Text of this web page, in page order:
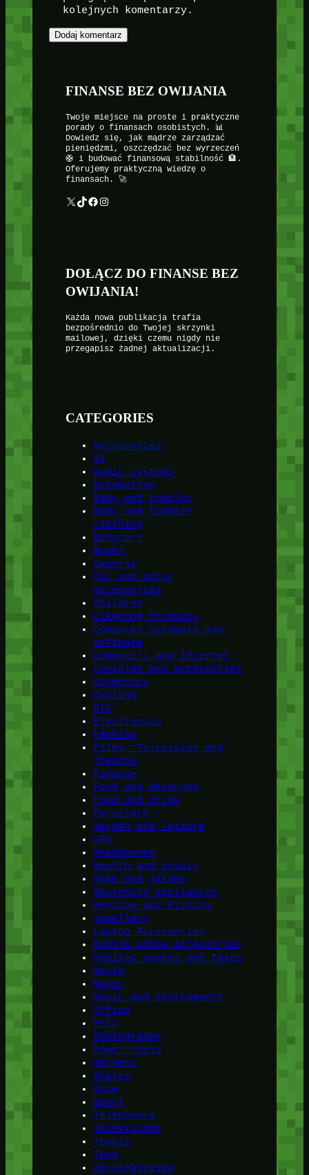
kolejnych komentarzy.
FINANSE BEZ OWIJANIA
Twoje miejsce na proste i praktyczne
porady o finansach osobistych. 📊
Dowiedz się, jak mądrze zarządzać
pieniędzmi, oszczędzać bez wyrzeczeń
🛟 i budować finansową stabilność 🏦.
Oferujemy praktyczną wiedzę o
finansach. 🚀
X TikTok Facebook Instagram
DOŁĄCZ DO FINANSE BEZ
OWIJANIA!
Każda nowa publikacja trafia
bezpośrednio do Twojej skrzynki
mailowej, dzięki czemu nigdy nie
przegapisz żadnej aktualizacji.
CATEGORIES
Accessories
AI
Audio systems
Automotive
Baby and toddler
Baby and toddler
clothing
Bodycare
Books
Cameras
Car and motor
accessories
Children
Cleaning Products
Computer hardware and
software
Computers and Internet
Consoles and accessories
Cosmetics
Cycling
DIY
Electronics
Fashion
Films, Television and
Theatre
Finanse
Food and Beverage
Food and drink
Furniture
Garden and leisure
GPS
Headphones
Health and beauty
Home and garden
Household appliances
Hunting and Fishing
Jewellery
Laptop Accessories
Mobile phone accessories
Mobiles phones and faxes
mouse
Music
Music and instruments
Office
Pets
Photography
Power tools
Servers
Skates
Snow
Sport
Telephones
Televisions
Tennis
Toys
Uncategorised